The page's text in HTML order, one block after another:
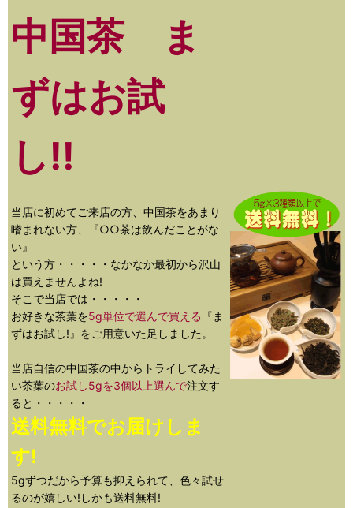
中国茶 ま
ずはお試
し!!
当店に初めてご来店の方、中国茶をあまり
嗜まれない方、『○○茶は飲んだことがな
い』
という方・・・・・なかなか最初から沢山
は買えませんよね!
そこで当店では・・・・・
お好きな茶葉を5g単位で選んで買える 『ま
ずはお試し!』をご用意いた足しました。
当店自信の中国茶の中からトライしてみた
い茶葉のお試し5gを3個以上選んで注文す
ると・・・・・
送料無料でお届けしま
す!
5gずつだから予算も抑えられて、色々試せ
るのが嬉しい!しかも送料無料!